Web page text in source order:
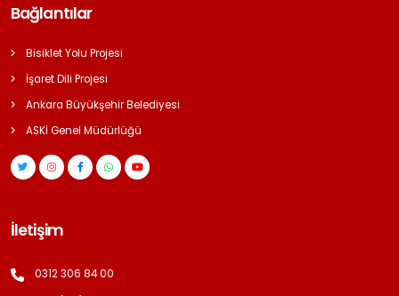
Bağlantılar
Bisiklet Yolu Projesi
İşaret Dili Projesi
Ankara Büyükşehir Belediyesi
ASKİ Genel Müdürlüğü
İletişim
0312 306 84 00